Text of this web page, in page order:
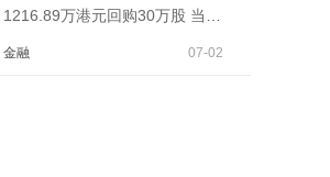
1216.89万港元回购30万股 当前
金融 07-02